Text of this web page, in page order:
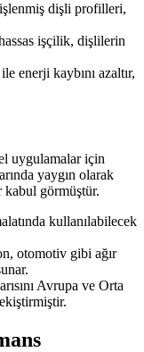
dişli profilleri,
işçilik, dişlilerin
enerji kaybını azaltır,
uygulamalar için
yaygın olarak
kabul görmüştür.
kullanılabilecek
otomotiv gibi ağır
Avrupa ve Orta